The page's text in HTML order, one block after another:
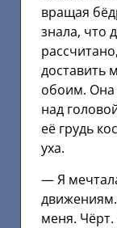
вращая
знала, что
доставить
обоим. Она
над
её грудь
уха.
— Я
меня.